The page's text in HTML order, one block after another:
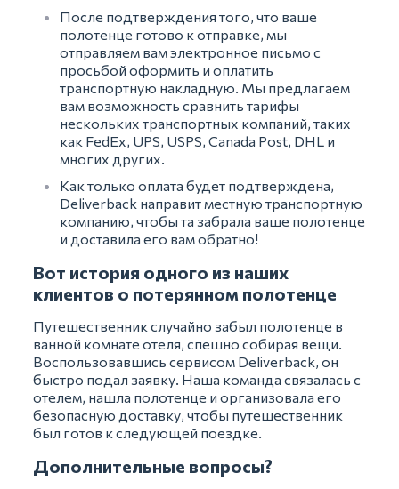
После подтверждения того, что ваше
полотенце готово к отправке, мы
отправляем вам электронное письмо с
просьбой оформить и оплатить
транспортную накладную. Мы предлагаем
вам возможность сравнить тарифы
нескольких транспортных компаний, таких
как FedEx, UPS, USPS, Canada Post, DHL и
многих других.
Как только оплата будет подтверждена,
Deliverback направит местную транспортную
компанию, чтобы та забрала ваше полотенце
и доставила его вам обратно!
Вот история одного из наших
клиентов о потерянном полотенце
Путешественник случайно забыл полотенце в
ванной комнате отеля, спешно собирая вещи.
Воспользовавшись сервисом Deliverback, он
быстро подал заявку. Наша команда связалась с
отелем, нашла полотенце и организовала его
безопасную доставку, чтобы путешественник
был готов к следующей поездке.
Дополнительные вопросы?